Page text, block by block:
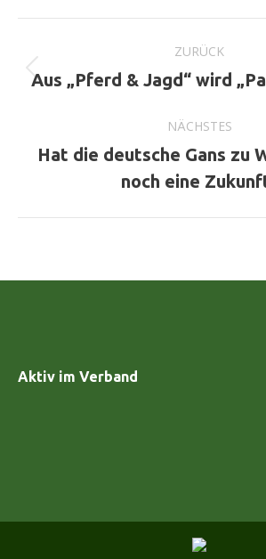
ZURÜCK
Aus „Pferd & Jagd“ wird
NÄCHSTES
Beitrag:
Hat die deutsche Gans zu
noch eine
Aktiv im Verband